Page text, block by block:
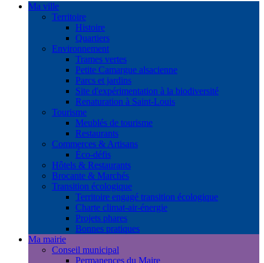
Ma ville
Territoire
Histoire
Quartiers
Environnement
Trames vertes
Petite Camargue alsacienne
Parcs et jardins
Site d'expérimentation à la biodiversité
Renaturation à Saint-Louis
Tourisme
Meublés de tourisme
Restaurants
Commerces & Artisans
Éco-défis
Hôtels & Restaurants
Brocante & Marchés
Transition écologique
Territoire engagé transition écologique
Charte climat-air-énergie
Projets phares
Bonnes pratiques
Ma mairie
Conseil municipal
Permanences du Maire